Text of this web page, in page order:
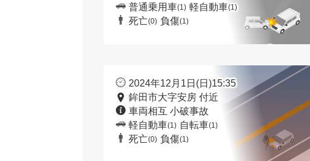
普通乗用車(1) 軽自動車(1)
死亡(0) 負傷(1)
2024年12月1日(日)15:35
鉾田市大字安房 付近
車両相互 小破事故
軽自動車(1) 自転車(1)
死亡(0) 負傷(1)